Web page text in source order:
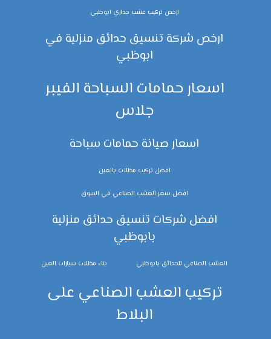
ارخص تركيب عشب جداري ابوظبي
ارخص شركة تنسيق حدائق منزلية في
ابوظبي
اسعار حمامات السباحة الفيبر
جلاس
اسعار صيانة حمامات سباحة
افضل تركيب مظلات بالعين
افضل سعر العشب الصناعي في السوق
افضل شركات تنسيق حدائق منزلية
بابوظبي
العشب الصناعي للحدائق بابوظبي بناء مظلات سيارات العين
تركيب العشب الصناعي على
البلاط